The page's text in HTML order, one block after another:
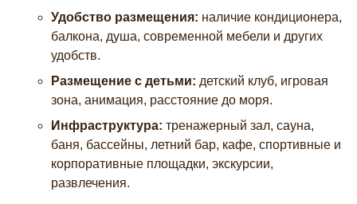
Удобство размещения: наличие кондиционера,
балкона, душа, современной мебели и других
удобств.
Размещение с детьми: детский клуб, игровая
зона, анимация, расстояние до моря.
Инфраструктура: тренажерный зал, сауна,
баня, бассейны, летний бар, кафе, спортивные и
корпоративные площадки, экскурсии,
развлечения.